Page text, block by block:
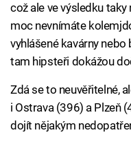
což ale ve výsledku taky
moc nevnímáte
vyhlášené kavárny
tam hipsteři dokážou
Zdá se to neuvěřitelné,
i Ostrava (396) a Plzeň
dojít nějakým